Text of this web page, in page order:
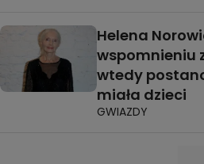
Helena
wspomnieniu
wtedy
miała dzieci
GWIAZDY